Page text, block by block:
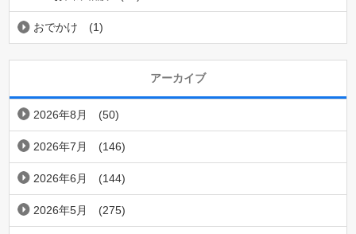
おでかけ (1)
アーカイブ
2026年8月 (50)
2026年7月 (146)
2026年6月 (144)
2026年5月 (275)